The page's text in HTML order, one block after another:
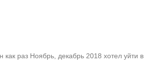
раз Ноябрь, декабрь 2018 хотел уйти в